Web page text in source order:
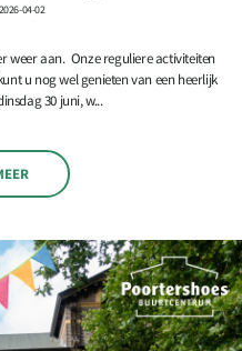
04-02
weer aan. Onze reguliere activiteiten
u nog wel genieten van een heerlijk
30 juni, w...